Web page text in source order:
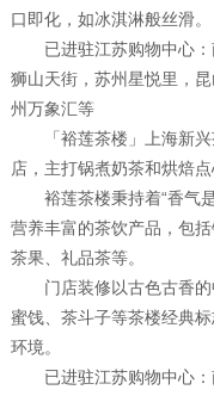
口即化，如冰淇淋般丝滑。
已进驻江苏购物中心：
狮山天街，苏州星悦里，
州万象汇等
「裕莲茶楼」上海新兴
店，主打锅煮奶茶和烘焙
裕莲茶楼秉持着“香气是
营养丰富的茶饮产品，包
茶果、礼品茶等。
门店装修以古色古香的
蜜饯、茶斗子等茶楼经典
环境。
已进驻江苏购物中心：